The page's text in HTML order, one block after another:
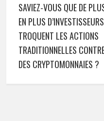
SAVIEZ-VOUS QUE DE
EN PLUS D’INVESTISSEURS
TROQUENT LES ACTIONS
TRADITIONNELLES
DES CRYPTOMONNAIES ?